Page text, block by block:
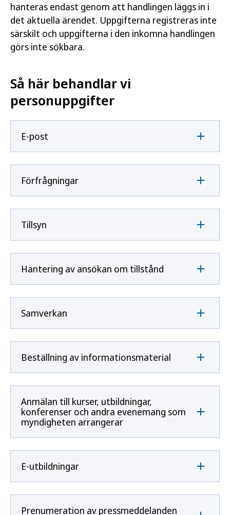
hanteras endast genom att handlingen läggs in i
det aktuella ärendet. Uppgifterna registreras inte
särskilt och uppgifterna i den inkomna handlingen
görs inte sökbara.
Så här behandlar vi
personuppgifter
E-post
Förfrågningar
Tillsyn
Hantering av ansökan om tillstånd
Samverkan
Beställning av informationsmaterial
Anmälan till kurser, utbildningar,
konferenser och andra evenemang som
myndigheten arrangerar
E-utbildningar
Prenumeration av pressmeddelanden